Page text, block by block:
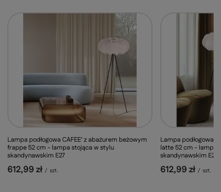
Lampa podłogowa CAFEE’ z abażurem beżowym
frappe 52 cm - lampa stojąca w stylu
skandynawskim E27
612,99 zł / szt.
Lampa podłogowa
latte 52 cm - lampa
skandynawskim E27
612,99 zł / szt.